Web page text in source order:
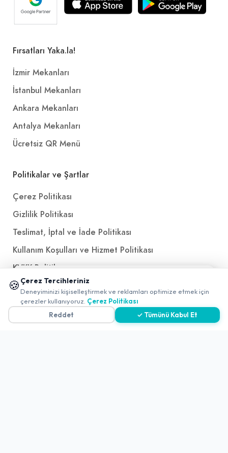
Fırsatları Yaka.la!
İzmir Mekanları
İstanbul Mekanları
Ankara Mekanları
Antalya Mekanları
Ücretsiz QR Menü
Politikalar ve Şartlar
Çerez Politikası
Gizlilik Politikası
Teslimat, İptal ve İade Politikası
Kullanım Koşulları ve Hizmet Politikası
KVKK Politikası
Kişisel Verileri Aydınlatma Metni
Referanslarımız
🍪 Çerez Tercihleriniz
Deneyiminizi kişiselleştirmek ve reklamları optimize etmek için
çerezler kullanıyoruz. Çerez Politikası
Reddet
✓ Tümünü Kabul Et
📱 Mobil uygulamamızı keşfedin!
✖